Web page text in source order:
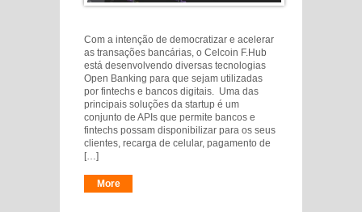
Com a intenção de democratizar e acelerar
as transações bancárias, o Celcoin F.Hub
está desenvolvendo diversas tecnologias
Open Banking para que sejam utilizadas
por fintechs e bancos digitais. Uma das
principais soluções da startup é um
conjunto de APIs que permite bancos e
fintechs possam disponibilizar para os seus
clientes, recarga de celular, pagamento de
[…]
More